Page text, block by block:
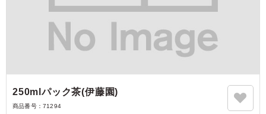
250mlパック茶(伊藤園)
商品番号： 71294